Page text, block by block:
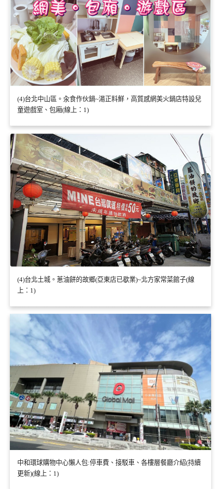
(4)台北中山區。汆食作伙鍋~湯正料鮮，高質感網美火鍋店特設兒
童遊戲室、包廂(線上：1)
(4)台北土城。蔥油餅的故鄉(亞東店已歇業)~北方家常菜館子(線
上：1)
中和環球購物中心懶人包:停車費、接駁車、各樓層餐廳介紹(持續
更新)(線上：1)